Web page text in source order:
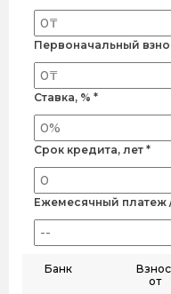
Первоначальный
Ставка, % *
Срок кредита, лет *
Ежемесячный платеж
Банк
от